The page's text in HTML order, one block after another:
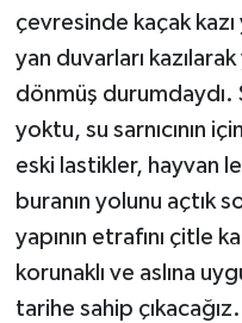
çevresinde kaçak kazı
yan duvarları
dönmüş durumdaydı.
yoktu, su sarnıcının
eski lastikler, hayvan
buranın yolunu açtık
yapının etrafını çitle
korunaklı ve aslına
tarihe sahip